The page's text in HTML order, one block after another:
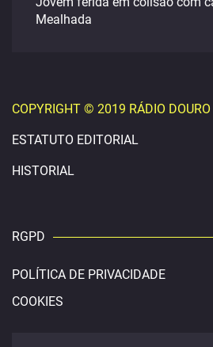
Mealhada
COPYRIGHT © 2019 RÁDIO
ESTATUTO EDITORIAL
HISTORIAL
RGPD
POLÍTICA DE PRIVACIDADE
COOKIES